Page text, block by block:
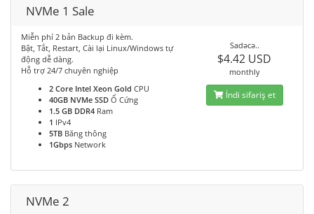
NVMe 1 Sale
Miễn phí 2 bản Backup đi kèm.
Bật, Tắt, Restart, Cài lại Linux/Windows tự
động dễ dàng.
Hỗ trợ 24/7 chuyên nghiệp
2 Core Intel Xeon Gold CPU
40GB NVMe SSD Ổ Cứng
1.5 GB DDR4 Ram
1 IPv4
5TB Băng thông
1Gbps Network
Sadəcə..
$4.42 USD
monthly
İndi sifariş et
NVMe 2